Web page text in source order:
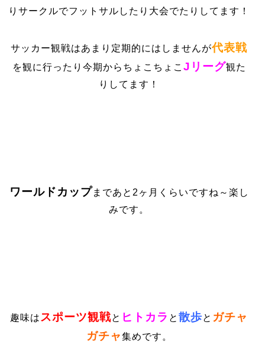
りサークルでフットサルしたり大会でたりしてます！
サッカー観戦はあまり定期的にはしませんが代表戦
を観に行ったり今期からちょこちょこ Jリーグ観た
りしてます！
ワールドカップまであと2ヶ月くらいですね～楽し
みです。
趣味は スポーツ観戦と ヒトカラ と散歩と ガチャ
ガチャ集めです。